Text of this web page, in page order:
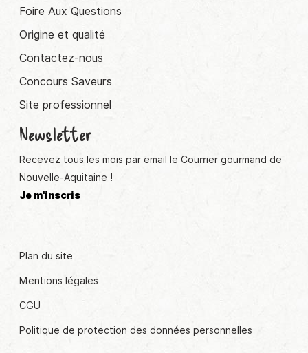
Foire Aux Questions
Origine et qualité
Contactez-nous
Concours Saveurs
Site professionnel
Newsletter
Recevez tous les mois par email le Courrier gourmand de
Nouvelle-Aquitaine !
Je m'inscris
Plan du site
Mentions légales
CGU
Politique de protection des données personnelles